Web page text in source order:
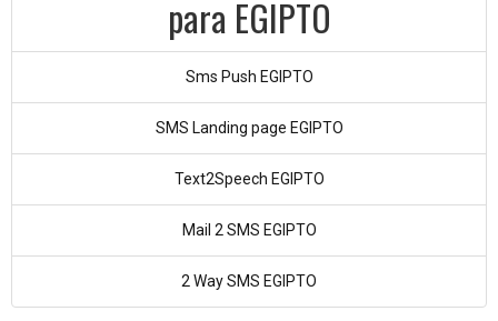
para EGIPTO
Sms Push EGIPTO
SMS Landing page EGIPTO
Text2Speech EGIPTO
Mail 2 SMS EGIPTO
2 Way SMS EGIPTO